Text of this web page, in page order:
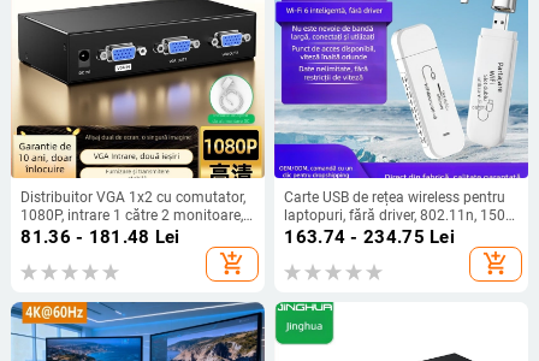
Distribuitor VGA 1x2 cu comutator,
1080P, intrare 1 către 2 monitoare,
model Zh336
81.36 - 181.48 Lei
add_shopping_cart
Carte USB de rețea wireless pentru
laptopuri, fără driver, 802.11n, 150
Mbps, 2.4 GHz
163.74 - 234.75 Lei
add_shopping_cart